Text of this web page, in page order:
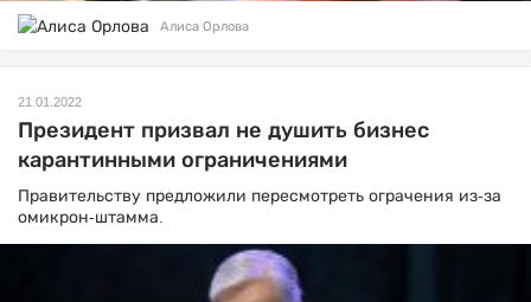
Алиса Орлова
21.01.2022
Президент призвал не душить бизнес
карантинными ограничениями
Правительству предложили пересмотреть ограчения из-за
омикрон-штамма.